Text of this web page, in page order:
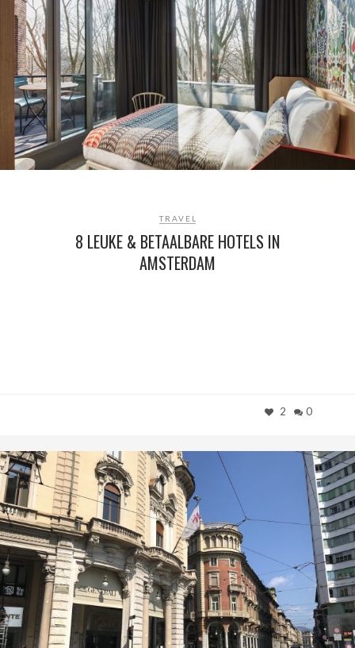
TRAVEL
8 LEUKE & BETAALBARE HOTELS IN
AMSTERDAM
2 0